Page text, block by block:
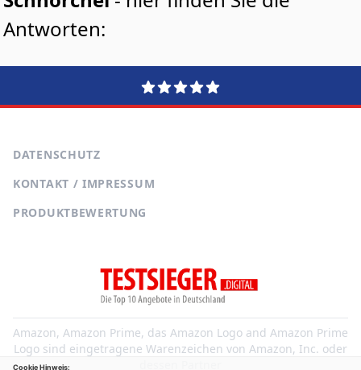
Antworten:
DATENSCHUTZ
KONTAKT / IMPRESSUM
PRODUKTBEWERTUNG
Amazon, Amazon Prime, das Amazon Logo and Amazon Prime
Logo sind eingetragene Warenzeichen von Amazon, Inc. oder
Cookie Hinweis: